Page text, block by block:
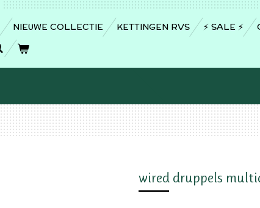
NIEUWE COLLECTIE KETTINGEN RVS ⚡️ SALE ⚡️
wired druppels